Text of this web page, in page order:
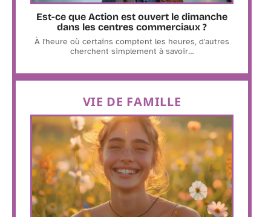
Est-ce que Action est ouvert le dimanche
dans les centres commerciaux ?
À l'heure où certains comptent les heures, d'autres
cherchent simplement à savoir…
VIE DE FAMILLE